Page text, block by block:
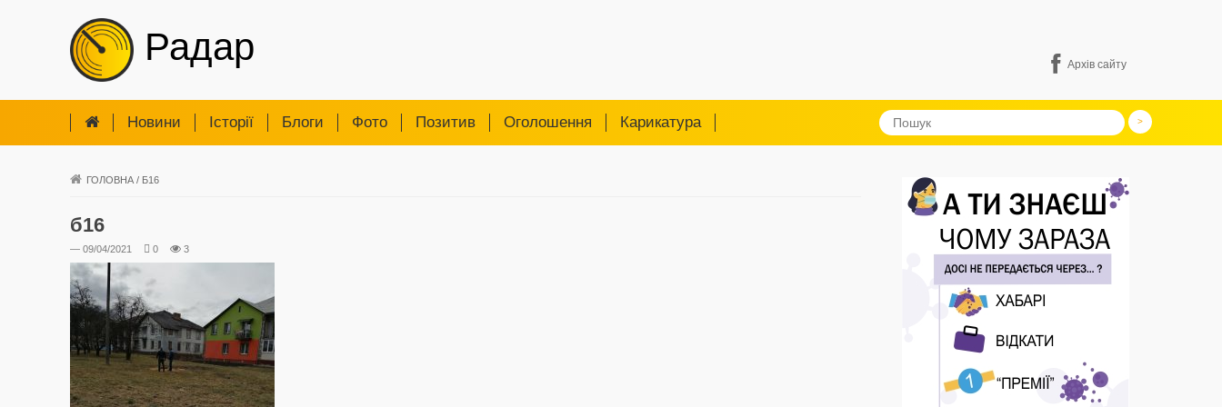
Радар Архів сайту
Новини Iсторії Блоги Фото Позитив Оголошення Карикатура
ГОЛОВНА / Б16
б16
— 09/04/2021 0 3